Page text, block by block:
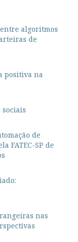
algoritmos
de
positiva na
de
FATEC-SP de
nas